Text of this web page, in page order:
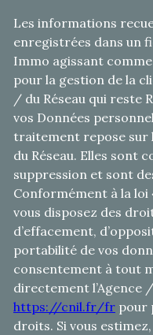
Les informations
enregistrées dans un
Immo agissant
pour la gestion de la
/ du Réseau qui reste
vos Données
traitement repose
du Réseau. Elles sont
suppression et sont
Conformément à la
vous disposez des
d’effacement,
portabilité de vos
consentement à tout
directement l’Agence
https://cnil.fr/fr pour
droits. Si vous